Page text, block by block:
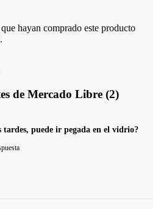
hayan comprado este producto
de Mercado Libre (2)
tardes, puede ir pegada en el vidrio?